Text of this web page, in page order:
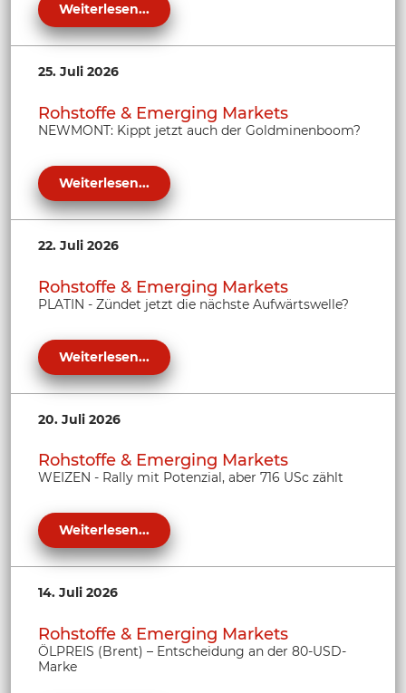
Weiterlesen...
25. Juli 2026
Rohstoffe & Emerging Markets
NEWMONT: Kippt jetzt auch der Goldminenboom?
Weiterlesen...
22. Juli 2026
Rohstoffe & Emerging Markets
PLATIN - Zündet jetzt die nächste Aufwärtswelle?
Weiterlesen...
20. Juli 2026
Rohstoffe & Emerging Markets
WEIZEN - Rally mit Potenzial, aber 716 USc zählt
Weiterlesen...
14. Juli 2026
Rohstoffe & Emerging Markets
ÖLPREIS (Brent) – Entscheidung an der 80-USD-
Marke